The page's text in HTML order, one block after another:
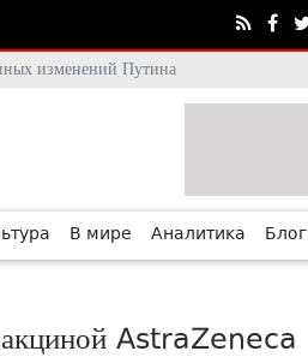
изменений Путина
В мире Аналитика Блог
AstraZeneca